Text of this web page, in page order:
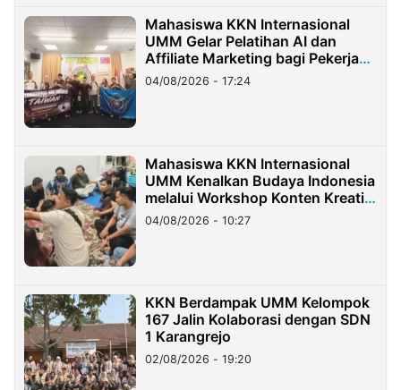
Mahasiswa KKN Internasional
UMM Gelar Pelatihan AI dan
Affiliate Marketing bagi Pekerja
Migran Indonesia di Taiwan
04/08/2026 - 17:24
Mahasiswa KKN Internasional
UMM Kenalkan Budaya Indonesia
melalui Workshop Konten Kreatif
di Taiwan
04/08/2026 - 10:27
KKN Berdampak UMM Kelompok
167 Jalin Kolaborasi dengan SDN
1 Karangrejo
02/08/2026 - 19:20